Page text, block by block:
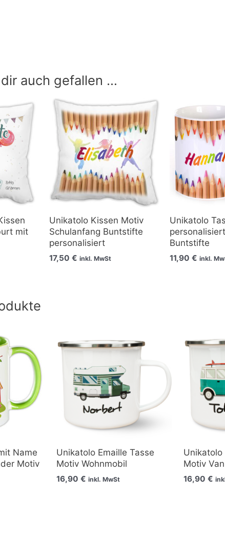
auch gefallen …
mit
Unikatolo Kissen Motiv
Schulanfang Buntstifte
personalisiert
17,50 € inkl. MwSt
Unikatolo
Buntstifte
11,90 € inkl.
Name
Motiv
Unikatolo Emaille Tasse
Motiv Wohnmobil
16,90 € inkl. MwSt
Unikatolo
Motiv
16,90 €